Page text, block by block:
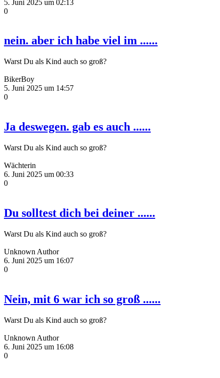
5. Juni 2025 um 02:13
0
nein. aber ich habe viel im ......
Warst Du als Kind auch so groß?
BikerBoy
5. Juni 2025 um 14:57
0
Ja deswegen. gab es auch ......
Warst Du als Kind auch so groß?
Wächterin
6. Juni 2025 um 00:33
0
Du solltest dich bei deiner ......
Warst Du als Kind auch so groß?
Unknown Author
6. Juni 2025 um 16:07
0
Nein, mit 6 war ich so groß ......
Warst Du als Kind auch so groß?
Unknown Author
6. Juni 2025 um 16:08
0